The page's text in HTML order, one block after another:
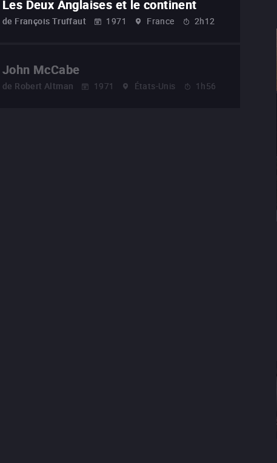
Les Deux Anglaises et le continent
de François Truffaut 1971 France 2h12
John McCabe
de Robert Altman 1971 États-Unis 1h56